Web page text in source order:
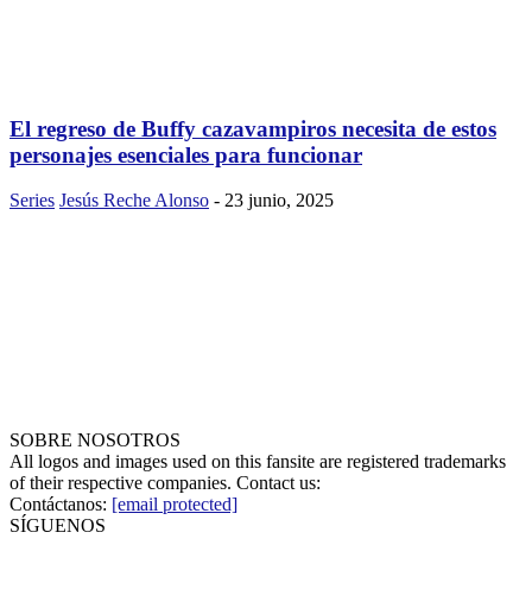
El regreso de Buffy cazavampiros necesita de estos
personajes esenciales para funcionar
Series Jesús Reche Alonso - 23 junio, 2025
SOBRE NOSOTROS
All logos and images used on this fansite are registered trademarks
of their respective companies. Contact us:
Contáctanos: [email protected]
SÍGUENOS